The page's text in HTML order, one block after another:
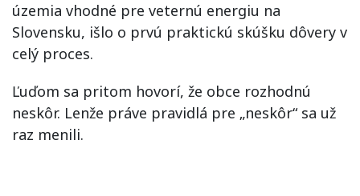
územia vhodné pre veternú energiu na
Slovensku, išlo o prvú praktickú skúšku dôvery v
celý proces.
Ľuďom sa pritom hovorí, že obce rozhodnú
neskôr. Lenže práve pravidlá pre „neskôr“ sa už
raz menili.